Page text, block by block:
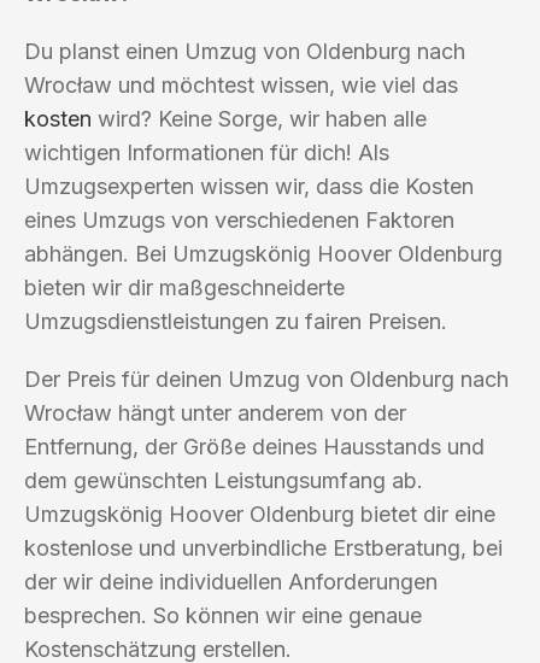
Du planst einen Umzug von Oldenburg nach
Wrocław und möchtest wissen, wie viel das
kosten wird? Keine Sorge, wir haben alle
wichtigen Informationen für dich! Als
Umzugsexperten wissen wir, dass die Kosten
eines Umzugs von verschiedenen Faktoren
abhängen. Bei Umzugskönig Hoover Oldenburg
bieten wir dir maßgeschneiderte
Umzugsdienstleistungen zu fairen Preisen.
Der Preis für deinen Umzug von Oldenburg nach
Wrocław hängt unter anderem von der
Entfernung, der Größe deines Hausstands und
dem gewünschten Leistungsumfang ab.
Umzugskönig Hoover Oldenburg bietet dir eine
kostenlose und unverbindliche Erstberatung, bei
der wir deine individuellen Anforderungen
besprechen. So können wir eine genaue
Kostenschätzung erstellen.